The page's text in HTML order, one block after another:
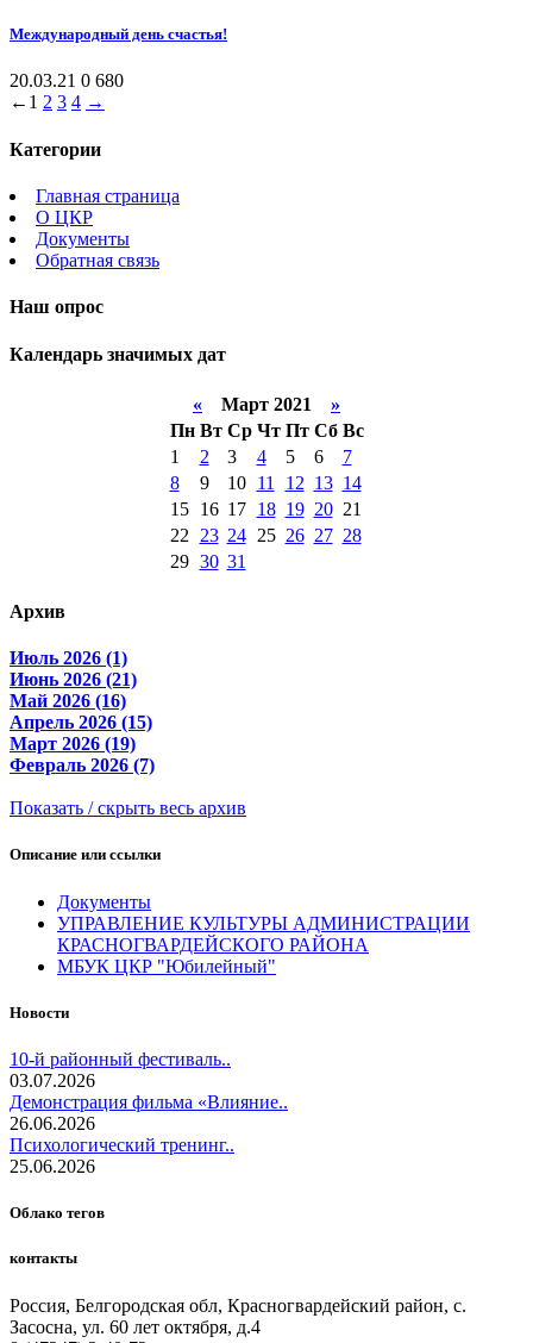
Международный день счастья!
20.03.21 0 680
← 1 2 3 4 →
Категории
Главная страница
О ЦКР
Документы
Обратная связь
Наш опрос
Календарь значимых дат
« Март 2021 »
Пн Вт Ср Чт Пт Сб Вс
1
2 3 4 5 6
7
8
9 10 11 12 13 14
15
16 17 18 19 20 21
22
23 24 25 26 27 28
29 30 31
Архив
Июль 2026 (1)
Июнь 2026 (21)
Май 2026 (16)
Апрель 2026 (15)
Март 2026 (19)
Февраль 2026 (7)
Показать / скрыть весь архив
Описание или ссылки
Документы
УПРАВЛЕНИЕ КУЛЬТУРЫ АДМИНИСТРАЦИИ
КРАСНОГВАРДЕЙСКОГО РАЙОНА
МБУК ЦКР "Юбилейный"
Новости
10-й районный фестиваль..
03.07.2026
Демонстрация фильма «Влияние..
26.06.2026
Психологический тренинг..
25.06.2026
Облако тегов
контакты
Россия, Белгородская обл, Красногвардейский район, с.
Засосна, ул. 60 лет октября, д.4